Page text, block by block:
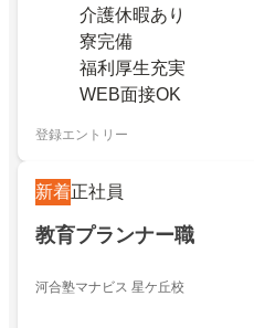
介護休暇あり
寮完備
福利厚生充実
WEB面接OK
登録エントリー
新着正社員
教育プランナー職
河合塾マナビス 星ケ丘校